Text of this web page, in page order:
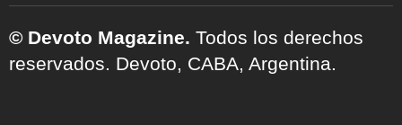
© Devoto Magazine. Todos los derechos
reservados. Devoto, CABA, Argentina.